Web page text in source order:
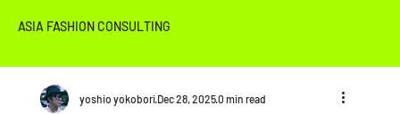
ASIA FASHION CONSULTING
yoshio yokoboriDec 28, 20250 min read